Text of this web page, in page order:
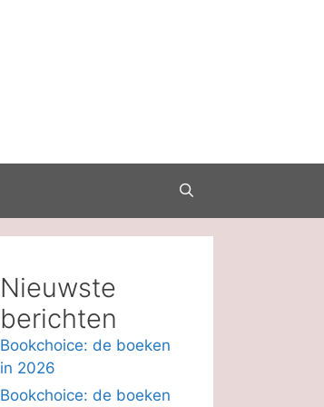
Nieuwste
berichten
Bookchoice: de boeken
in 2026
Bookchoice: de boeken